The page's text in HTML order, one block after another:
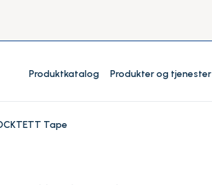
Produktkatalog Produkter og tjenester
Tape